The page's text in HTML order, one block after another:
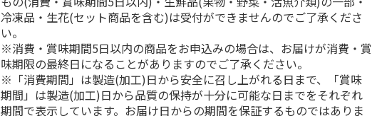
冷凍品・生花(セット商品を含む)は受付ができませんのでご了承くださ
い。
※消費・賞味期間5日以内の商品をお申込みの場合は、お届けが消費・賞
味期限の最終日になることがありますのでご了承ください。
※「消費期間」は製造(加工)日から安全に召し上がれる日まで、「賞味
期間」は製造(加工)日から品質の保持が十分に可能な日までをそれぞれ
期間で表示しています。お届け日からの期間を保証するものではありま